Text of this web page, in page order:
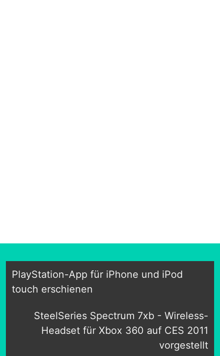
PlayStation-App für iPhone und iPod
touch erschienen
SteelSeries Spectrum 7xb - Wireless-
Headset für Xbox 360 auf CES 2011
vorgestellt